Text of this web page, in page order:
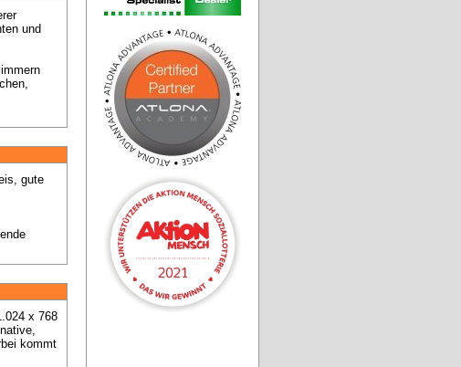
und
gute
x 768
kommt